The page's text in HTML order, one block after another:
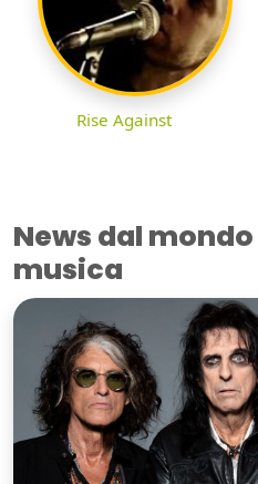
Rise Against
News dal
musica